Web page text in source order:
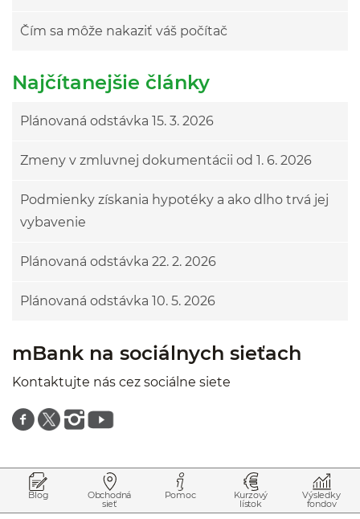
Čím sa môže nakaziť váš počítač
Najčítanejšie články
Plánovaná odstávka 15. 3. 2026
Zmeny v zmluvnej dokumentácii od 1. 6. 2026
Podmienky získania hypotéky a ako dlho trvá jej
vybavenie
Plánovaná odstávka 22. 2. 2026
Plánovaná odstávka 10. 5. 2026
mBank na sociálnych sieťach
Kontaktujte nás cez sociálne siete
Znajdź nas na facebooku
Znajdź nas na twitterze
Znajdź nas na instagramie
Znajdź nas na youtube
Blog Obchodná
sieť
Pomoc Kurzový
lístok
Výsledky
fondov